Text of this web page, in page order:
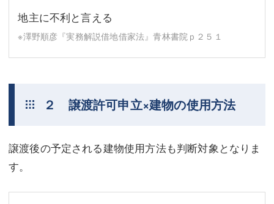
地主に不利と言える
※澤野順彦『実務解説借地借家法』青林書院ｐ２５１
２ 譲渡許可申立×建物の使用方法
譲渡後の予定される建物使用方法も判断対象となりま
す。